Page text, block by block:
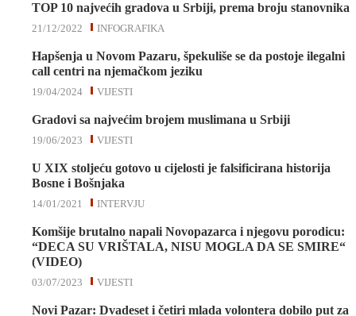
TOP 10 najvećih gradova u Srbiji, prema broju stanovnika
INFOGRAFIKA
21/12/2022
Hapšenja u Novom Pazaru, špekuliše se da postoje ilegalni
call centri na njemačkom jeziku
VIJESTI
19/04/2024
Gradovi sa najvećim brojem muslimana u Srbiji
VIJESTI
19/06/2023
U XIX stoljeću gotovo u cijelosti je falsificirana historija
Bosne i Bošnjaka
INTERVJU
14/01/2021
Komšije brutalno napali Novopazarca i njegovu porodicu:
“DECA SU VRIŠTALA, NISU MOGLA DA SE SMIRE“
(VIDEO)
VIJESTI
03/07/2023
Novi Pazar: Dvadeset i četiri mlada volontera dobilo put za